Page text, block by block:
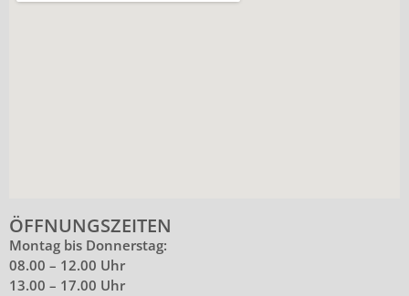
ÖFFNUNGSZEITEN
Montag bis Donnerstag:
08.00 – 12.00 Uhr
13.00 – 17.00 Uhr